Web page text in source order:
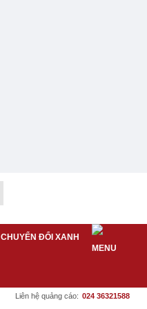
CHUYỂN ĐỔI XANH
Liên hệ quảng cáo: 024 36321588